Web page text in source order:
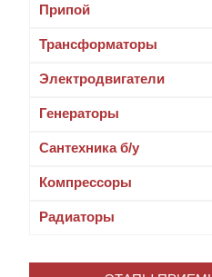
Припой
Трансформаторы
Электродвигатели
Генераторы
Сантехника б/у
Компрессоры
Радиаторы